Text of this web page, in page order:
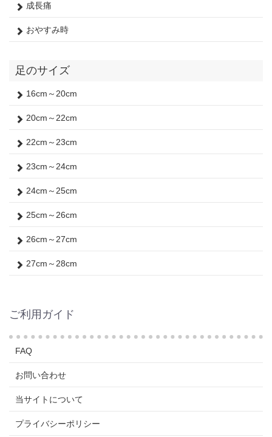
成長痛
おやすみ時
足のサイズ
16cm～20cm
20cm～22cm
22cm～23cm
23cm～24cm
24cm～25cm
25cm～26cm
26cm～27cm
27cm～28cm
ご利用ガイド
FAQ
お問い合わせ
当サイトについて
プライバシーポリシー